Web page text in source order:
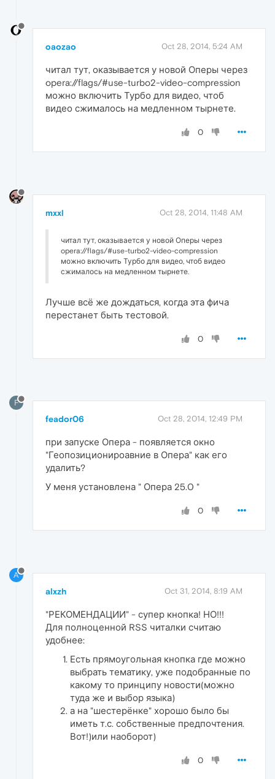
oaozao Oct 28, 2014, 5:24 AM
читал тут, оказывается у новой Оперы через
opera://flags/#use-turbo2-video-compression
можно включить Турбо для видео, чтоб
видео сжималось на медленном тырнете.
0
mxxl Oct 28, 2014, 11:48 AM
читал тут, оказывается у новой Оперы через
opera://flags/#use-turbo2-video-compression
можно включить Турбо для видео, чтоб видео
сжималось на медленном тырнете.
Лучше всё же дождаться, когда эта фича
перестанет быть тестовой.
0
F
feador06 Oct 28, 2014, 12:49 PM
при запуске Опера - появляется окно
"Геопозиционироавние в Опера" как его
удалить?
У меня установлена " Опера 25.0 "
0
A
alxzh Oct 31, 2014, 8:19 AM
"РЕКОМЕНДАЦИИ" - супер кнопка! НО!!!
Для полноценной RSS читалки считаю
удобнее:
Есть прямоугольная кнопка где можно
выбрать тематику, уже подобранные по
какому то принципу новости(можно
туда же и выбор языка)
а на "шестерёнке" хорошо было бы
иметь т.с. собственные предпочтения.
Вот!)или наоборот)
0